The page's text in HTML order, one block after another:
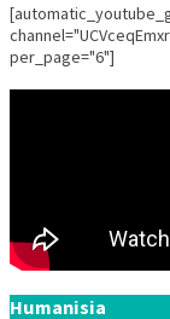
per_page="6"]
Humanisia